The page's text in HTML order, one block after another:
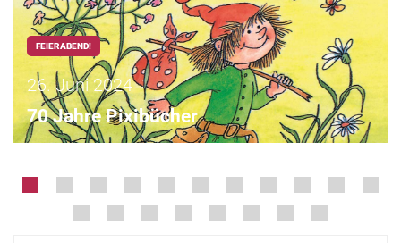
FEIERABEND!
26. Juni 2024
70 Jahre Pixibücher